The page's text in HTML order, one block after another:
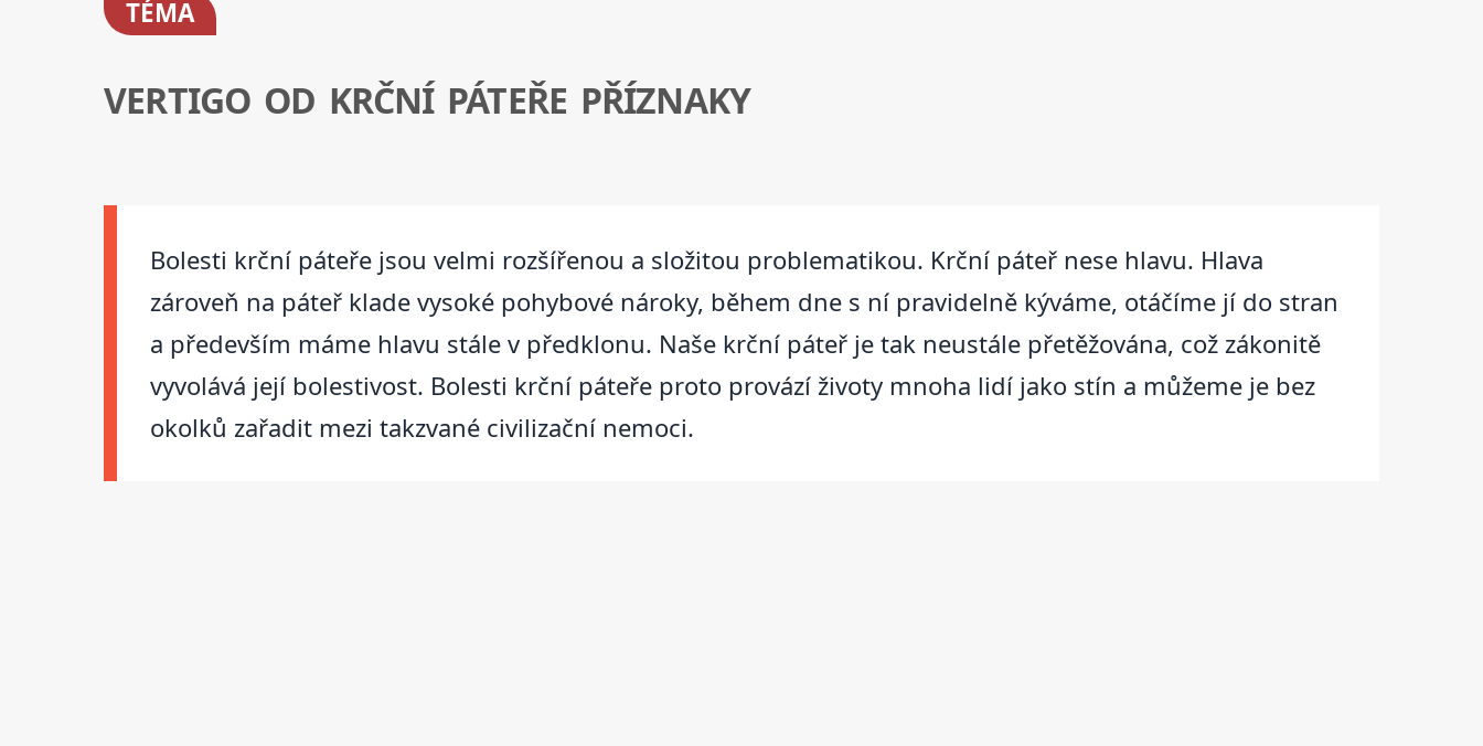
TÉMA
VERTIGO OD KRČNÍ PÁTEŘE PŘÍZNAKY
Bolesti krční páteře jsou velmi rozšířenou a složitou problematikou. Krční páteř nese hlavu. Hlava
zároveň na páteř klade vysoké pohybové nároky, během dne s ní pravidelně kýváme, otáčíme jí do stran
a především máme hlavu stále v předklonu. Naše krční páteř je tak neustále přetěžována, což zákonitě
vyvolává její bolestivost. Bolesti krční páteře proto provází životy mnoha lidí jako stín a můžeme je bez
okolků zařadit mezi takzvané civilizační nemoci.